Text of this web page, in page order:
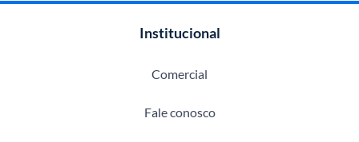
Institucional
Comercial
Fale conosco